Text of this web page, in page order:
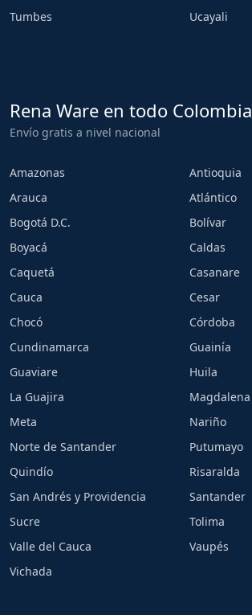
Tumbes
Ucayali
Rena Ware en todo Colombia
Envío gratis a nivel nacional
Amazonas
Antioquia
Arauca
Atlántico
Bogotá D.C.
Bolívar
Boyacá
Caldas
Caquetá
Casanare
Cauca
Cesar
Chocó
Córdoba
Cundinamarca
Guainía
Guaviare
Huila
La Guajira
Magdalena
Meta
Nariño
Norte de Santander
Putumayo
Quindío
Risaralda
San Andrés y Providencia
Santander
Sucre
Tolima
Valle del Cauca
Vaupés
Vichada